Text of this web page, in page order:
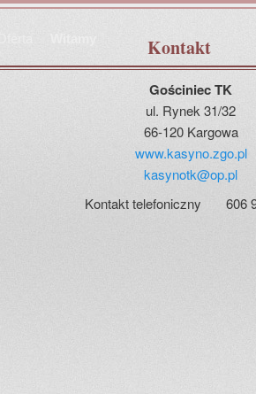
Kontakt
Gościniec TK
ul. Rynek 31/32
66-120 Kargowa
www.kasyno.zgo.pl
kasynotk@op.pl
Kontakt telefoniczny 606